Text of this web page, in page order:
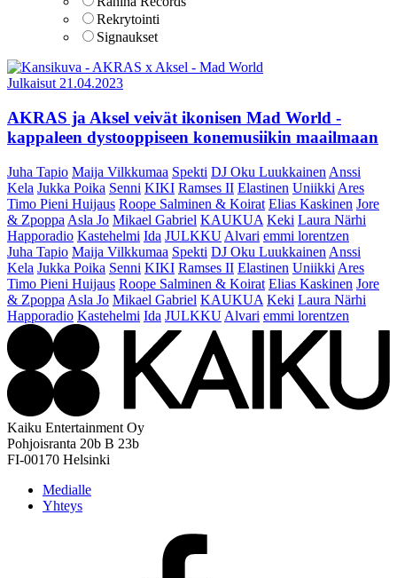
Rekrytointi
Signaukset
Julkaisut 21.04.2023
AKRAS ja Aksel veivät ikonisen Mad World -
kappaleen dystooppiseen konemusiikin maailmaan
Juha Tapio Maija Vilkkumaa Spekti DJ Oku Luukkainen Anssi
Kela Jukka Poika Senni KIKI Ramses II Elastinen Uniikki Ares
Timo Pieni Huijaus Roope Salminen & Koirat Elias Kaskinen Jore
& Zpoppa Asla Jo Mikael Gabriel KAUKUA Keki Laura Närhi
Happoradio Kastehelmi Ida JULKKU Alvari emmi lorentzen
Juha Tapio Maija Vilkkumaa Spekti DJ Oku Luukkainen Anssi
Kela Jukka Poika Senni KIKI Ramses II Elastinen Uniikki Ares
Timo Pieni Huijaus Roope Salminen & Koirat Elias Kaskinen Jore
& Zpoppa Asla Jo Mikael Gabriel KAUKUA Keki Laura Närhi
Happoradio Kastehelmi Ida JULKKU Alvari emmi lorentzen
Kaiku Entertainment Oy
Pohjoisranta 20b B 23b
FI-00170 Helsinki
Medialle
Yhteys